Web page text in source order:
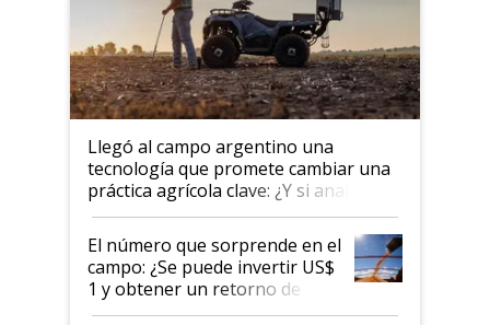
Llegó al campo argentino una
tecnología que promete cambiar una
práctica agrícola clave: ¿Y si analizar
el suelo fuera tan simple como
apretar un botón?
El número que sorprende en el
campo: ¿Se puede invertir US$
1 y obtener un retorno de
hasta US$ 10 en agricultura?